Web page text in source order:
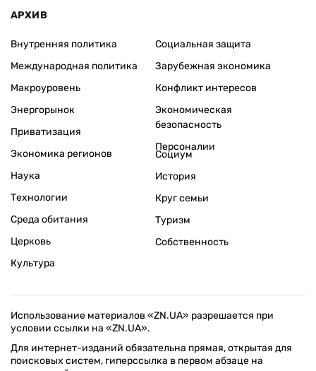
АРХИВ
Внутренняя политика
Международная политика
Макроуровень
Энергорынок
Приватизация
Экономика регионов
Социальная защита
Зарубежная экономика
Конфликт интересов
Экономическая
безопасность
Персоналии
Наука
Технологии
Среда обитания
Церковь
Культура
Социум
История
Круг семьи
Туризм
Собственность
Использование материалов «ZN.UA» разрешается при
условии ссылки на «ZN.UA».
Для интернет-изданий обязательна прямая, открытая для
поисковых систем, гиперссылка в первом абзаце на